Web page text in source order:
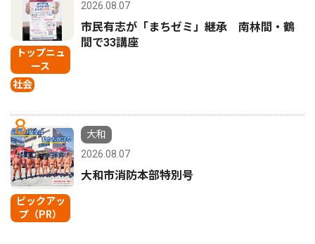
トップニュ
ース
社会
2026.08.07
市民有志が「まちゼミ」継承 南林間・鶴
間で33講座
8
ピックアッ
プ（PR）
大和
2026.08.07
大和市消防本部特別号